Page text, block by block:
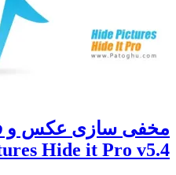
سازی عکس و فیلم
Hide it Pro